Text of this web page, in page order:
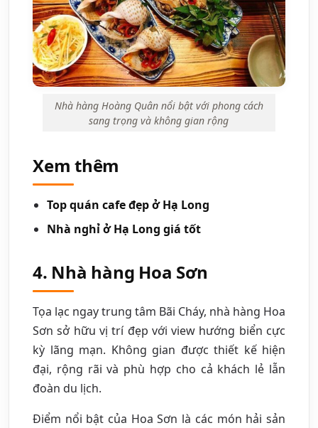
Nhà hàng Hoàng Quân nổi bật với phong cách
sang trọng và không gian rộng
Xem thêm
Top quán cafe đẹp ở Hạ Long
Nhà nghỉ ở Hạ Long giá tốt
4. Nhà hàng Hoa Sơn
Tọa lạc ngay trung tâm Bãi Cháy, nhà hàng Hoa
Sơn sở hữu vị trí đẹp với view hướng biển cực
kỳ lãng mạn. Không gian được thiết kế hiện
đại, rộng rãi và phù hợp cho cả khách lẻ lẫn
đoàn du lịch.
Điểm nổi bật của Hoa Sơn là các món hải sản